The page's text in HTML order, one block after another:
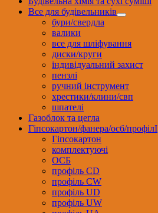
Все для будівельників
бури/свердла
валики
все для шліфування
диски/круги
індивідуальний захист
пензлі
ручний інструмент
хрестики/клини/свп
шпателі
Газоблок та цегла
Гіпсокартон/фанера/осб/профілІ
Гіпсокартон
комплектуючі
ОСБ
профіль CD
профіль CW
профіль UD
профіль UW